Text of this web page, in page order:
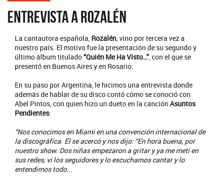
Entrevista a Rozalén
La cantautora española, Rozalén, vino por tercera vez a
nuestro país. El motivo fue la presentación de su segundo y
último álbum titulado“Quién Me Ha Visto…”, con el que se
presentó en Buenos Aires y en Rosario.
En su paso por Argentina, le hicimos una entrevista donde
además de hablar de su disco contó cómo se conoció con
Abel Pintos, con quien hizo un dueto en la canción Asuntos
Pendientes:
“Nos conocimos en Miami en una convención internacional de
la discográfica. Él se acercó y nos dijo: “En hora buena, por
nuestro show. Dos niñas empezaron a gritar y ya me metí en
sus redes, vi los seguidores y lo escuchamos cantar y lo
entendimos todo...